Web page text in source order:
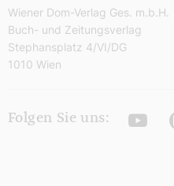
Wiener Dom-Verlag Ges. m.b.H.
Buch- und Zeitungsverlag
Stephansplatz 4/VI/DG
1010 Wien
Folgen Sie uns: